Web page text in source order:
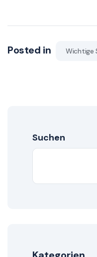
Posted in Wichtige
Suchen